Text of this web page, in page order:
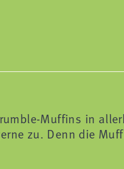
Muffins in
zu. Denn die